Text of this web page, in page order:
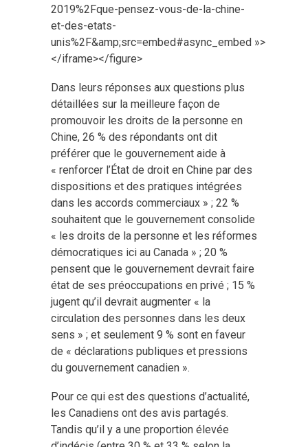
2019%2Fque-pensez-vous-de-la-chine-
et-des-etats-
unis%2F&amp;src=embed#async_embed »>
</iframe></figure>
Dans leurs réponses aux questions plus
détaillées sur la meilleure façon de
promouvoir les droits de la personne en
Chine, 26 % des répondants ont dit
préférer que le gouvernement aide à
« renforcer l’État de droit en Chine par des
dispositions et des pratiques intégrées
dans les accords commerciaux » ; 22 %
souhaitent que le gouvernement consolide
« les droits de la personne et les réformes
démocratiques ici au Canada » ; 20 %
pensent que le gouvernement devrait faire
état de ses préoccupations en privé ; 15 %
jugent qu’il devrait augmenter « la
circulation des personnes dans les deux
sens » ; et seulement 9 % sont en faveur
de « déclarations publiques et pressions
du gouvernement canadien ».
Pour ce qui est des questions d’actualité,
les Canadiens ont des avis partagés.
Tandis qu’il y a une proportion élevée